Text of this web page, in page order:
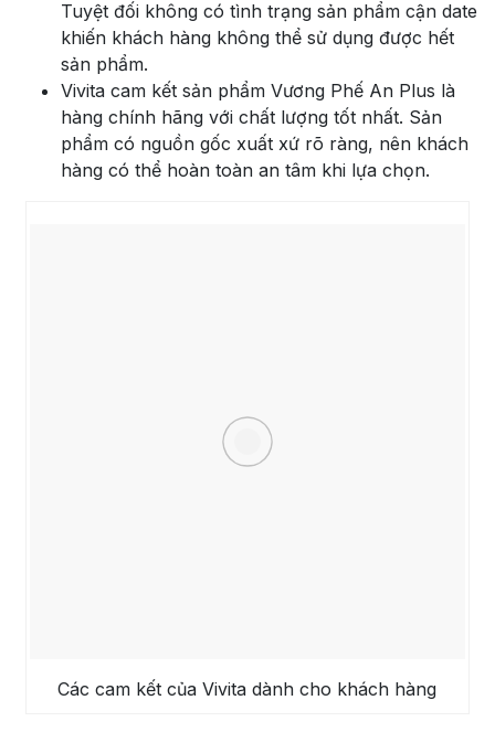
Tuyệt đối không có tình trạng sản phẩm cận date
khiến khách hàng không thể sử dụng được hết
sản phẩm.
Vivita cam kết sản phẩm Vương Phế An Plus là
hàng chính hãng với chất lượng tốt nhất. Sản
phẩm có nguồn gốc xuất xứ rõ ràng, nên khách
hàng có thể hoàn toàn an tâm khi lựa chọn.
Các cam kết của Vivita dành cho khách hàng